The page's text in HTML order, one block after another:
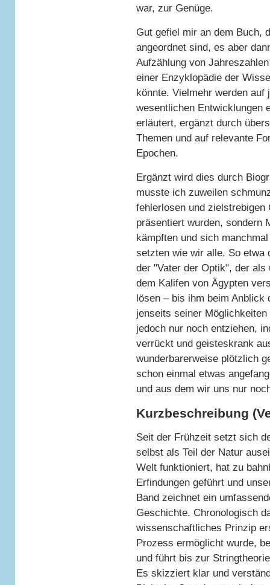
war, zur Genüge.
Gut gefiel mir an dem Buch,
angeordnet sind, es aber
Aufzählung von
einer Enzyklopädie der
könnte. Vielmehr werden
wesentlichen Entwicklungen
erläutert, ergänzt durch
Themen und auf relevante
Epochen.
Ergänzt wird dies durch
musste ich zuweilen
fehlerlosen und
präsentiert wurden, sondern
kämpften und sich
setzten wie wir alle. So etwa
der "Vater der Optik", der als
dem Kalifen von Ägypten
lösen – bis ihm beim
jenseits seiner
jedoch nur noch entziehen,
verrückt und geisteskrank
wunderbarerweise plötzlich
schon einmal etwas
und aus dem wir uns nur
Kurzbeschreibung
Seit der Frühzeit setzt sich
selbst als Teil der Natur
Welt funktioniert, hat zu
Erfindungen geführt und
Band zeichnet ein
Geschichte. Chronologisch
wissenschaftliches Prinzip
Prozess ermöglicht wurde,
und führt bis zur
Es skizziert klar und